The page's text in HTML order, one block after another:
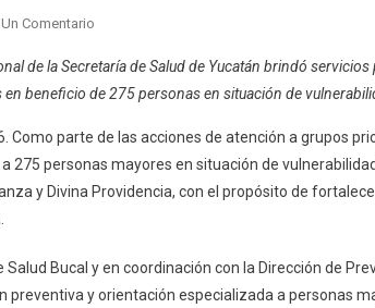
Comentario
Mayores
Reciben
Bucal
En
Casas
Asilos
de la Secretaría de Salud de Yucatán brindó
beneficio de 275 personas en situación de
Como parte de las acciones de atención a grupos
275 personas mayores en situación de
y Divina Providencia, con el propósito de
Bucal y en coordinación con la Dirección de
y orientación especializada a personas